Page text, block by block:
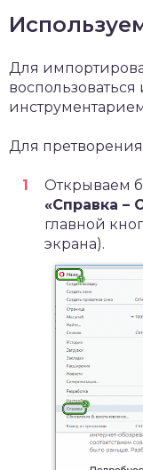
Для
Для
Открываем
«Справка –
главной
экрана).